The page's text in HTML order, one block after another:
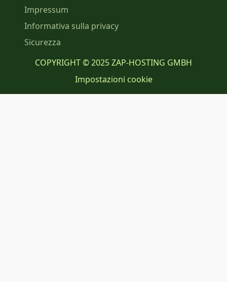
Impressum
Informativa sulla privacy
Sicurezza
COPYRIGHT © 2025 ZAP-HOSTING GMBH
Impostazioni cookie